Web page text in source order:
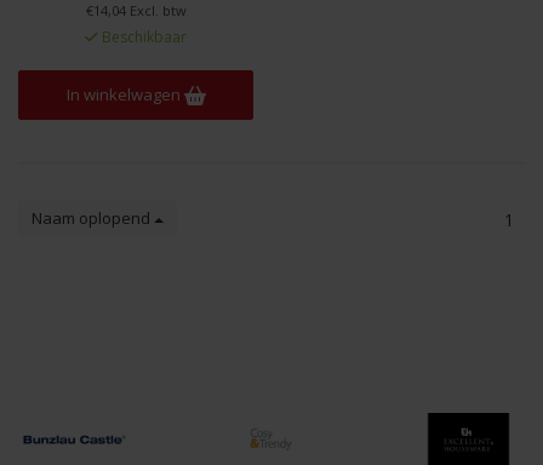
€14,04 Excl. btw
Beschikbaar
In winkelwagen
Naam oplopend 1